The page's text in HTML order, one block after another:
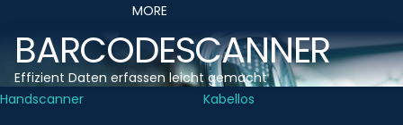
MORE
BARCODESCANNER
Effizient Daten erfassen leicht gemacht
Handscanner
Kabellos